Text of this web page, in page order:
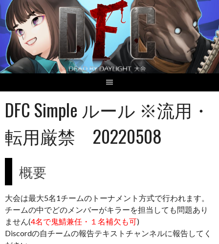
Skip
to
content
DFC Simple ルール ※流用・
転用厳禁 20220508
概要
大会は最大5名1チームのトーナメント方式で行われます。
チームの中でどのメンバーがキラーを担当しても問題あり
ません(4名で鬼鯖兼任・１名補欠も可)
Discordの自チームの報告テキストチャンネルに報告してく